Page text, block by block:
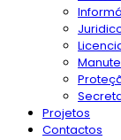
Projetos
Contactos